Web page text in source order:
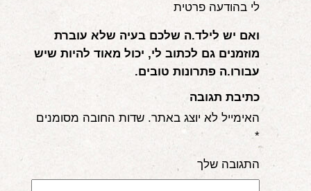
לי בהודעה פרטית
ואם יש לילד.ה שלכם בעיה שלא עוברת
מוזמנים גם לכתוב לי, יכול מאוד להיות שיש
עבורו.ה פתרונות טובים.
כתיבת תגובה
האימייל לא יוצג באתר. שדות החובה מסומנים
*
התגובה שלך